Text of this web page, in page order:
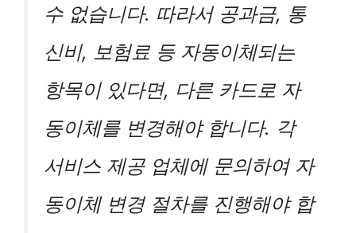
수 없습니다. 따라서 공과금, 통
신비, 보험료 등 자동이체되는
항목이 있다면, 다른 카드로 자
동이체를 변경해야 합니다. 각
서비스 제공 업체에 문의하여 자
동이체 변경 절차를 진행해야 합